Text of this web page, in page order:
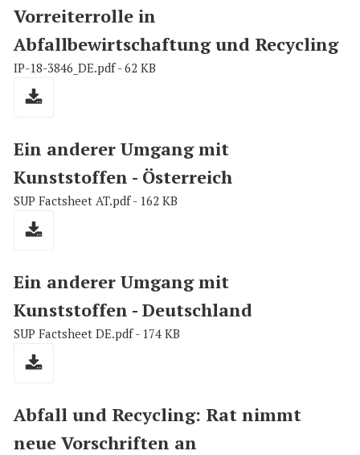
Vorreiterrolle in
Abfallbewirtschaftung und Recycling
IP-18-3846_DE.pdf - 62 KB
Ein anderer Umgang mit
Kunststoffen - Österreich
SUP Factsheet AT.pdf - 162 KB
Ein anderer Umgang mit
Kunststoffen - Deutschland
SUP Factsheet DE.pdf - 174 KB
Abfall und Recycling: Rat nimmt
neue Vorschriften an